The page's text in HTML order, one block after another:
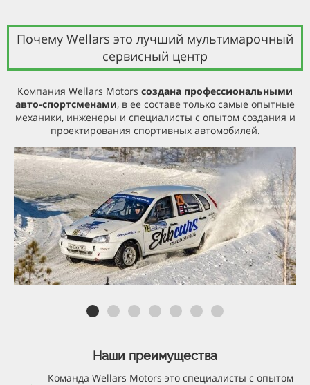
Почему Wellars это лучший мультимарочный
сервисный центр
Компания Wellars Motors создана профессиональными
авто-спортсменами, в ее составе только самые опытные
механики, инженеры и специалисты с опытом создания и
проектирования спортивных автомобилей.
Наши преимущества
Команда Wellars Motors это специалисты с опытом